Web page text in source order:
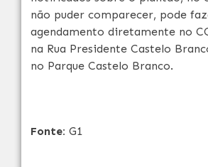
não puder comparecer, pode
agendamento diretamente no
na Rua Presidente Castelo
no Parque Castelo Branco.
Fonte: G1